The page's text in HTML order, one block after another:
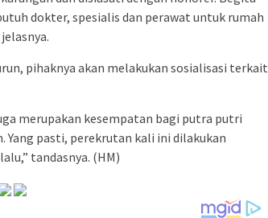
dokter, spesialis dan perawat untuk rumah
pihaknya akan melakukan sosialisasi terkait
merupakan kesempatan bagi putra putri
Yang pasti, perekrutan kali ini dilakukan
tandasnya. (HM)